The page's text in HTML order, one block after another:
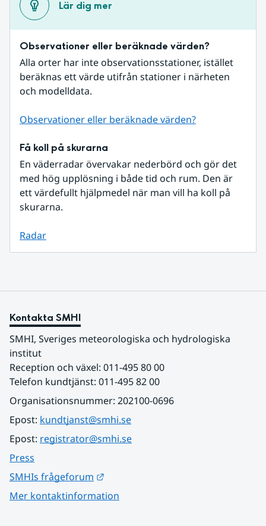
Lär dig mer
Observationer eller beräknade värden?
Alla orter har inte observationsstationer, istället
beräknas ett värde utifrån stationer i närheten
och modelldata.
Observationer eller beräknade värden?
Få koll på skurarna
En väderradar övervakar nederbörd och gör det
med hög upplösning i både tid och rum. Den är
ett värdefullt hjälpmedel när man vill ha koll på
skurarna.
Radar
Kontakta SMHI
SMHI, Sveriges meteorologiska och hydrologiska
institut
Reception och växel: 011-495 80 00
Telefon kundtjänst: 011-495 82 00
Organisationsnummer: 202100-0696
Epost: kundtjanst@smhi.se
Epost: registrator@smhi.se
Press
SMHIs frågeforum
Mer kontaktinformation